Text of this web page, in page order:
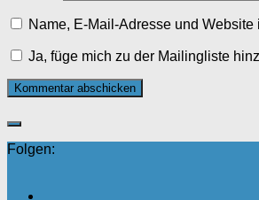
Name, E-Mail-Adresse und
Ja, füge mich zu der Mailingliste
Folgen: